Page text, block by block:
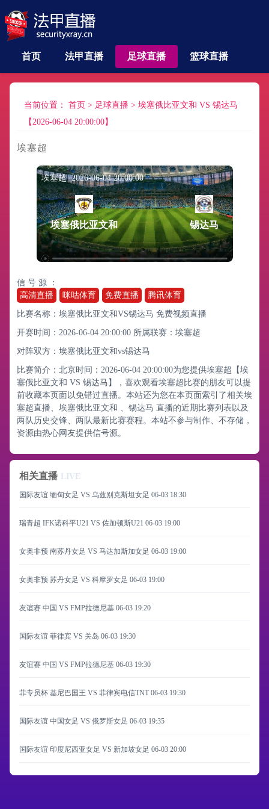
首页 法甲直播 足球直播 篮球直播
当前位置： 首页 > 足球直播 > 埃塞俄比亚文和 VS 锡达马
【2026-06-04 20:00:00】
埃塞超
埃塞超 2026-06-04 20:00:00
埃塞俄比亚文和 锡达马
信 号 源 ：
高清直播
咪咕体育 免费直播 腾讯体育
比赛名称：埃塞俄比亚文和VS锡达马 免费视频直播
开赛时间：2026-06-04 20:00:00 所属联赛： 埃塞超
对阵双方：埃塞俄比亚文和vs锡达马
比赛简介：北京时间：2026-06-04 20:00:00为您提供埃塞超【埃
塞俄比亚文和 VS 锡达马】，喜欢观看埃塞超比赛的朋友可以提
前收藏本页面以免错过直播。本站还为您在本页面索引了相关埃
塞超直播、埃塞俄比亚文和 、锡达马 直播的近期比赛列表以及
两队历史交锋、两队最新比赛赛程。本站不参与制作、不存储，
资源由热心网友提供信号源。
相关直播 LIVE
国际友谊 缅甸女足 VS 乌兹别克斯坦女足 06-03 18:30
瑞青超 IFK诺科平U21 VS 佐加顿斯U21 06-03 19:00
女奥非预 南苏丹女足 VS 马达加斯加女足 06-03 19:00
女奥非预 苏丹女足 VS 科摩罗女足 06-03 19:00
友谊赛 中国 VS FMP拉德尼基 06-03 19:20
国际友谊 菲律宾 VS 关岛 06-03 19:30
友谊赛 中国 VS FMP拉德尼基 06-03 19:30
菲专员杯 基尼巴国王 VS 菲律宾电信TNT 06-03 19:30
国际友谊 中国女足 VS 俄罗斯女足 06-03 19:35
国际友谊 印度尼西亚女足 VS 新加坡女足 06-03 20:00